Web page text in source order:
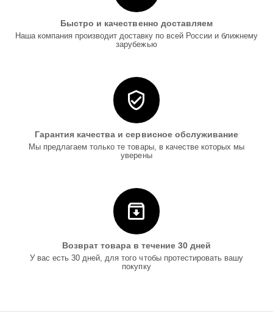
Быстро и качественно доставляем
Наша компания производит доставку по всей России и ближнему
зарубежью
Гарантия качества и сервисное обслуживание
Мы предлагаем только те товары, в качестве которых мы
уверены
Возврат товара в течение 30 дней
У вас есть 30 дней, для того чтобы протестировать вашу
покупку